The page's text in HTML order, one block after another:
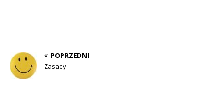
POPRZEDNI
Zasady